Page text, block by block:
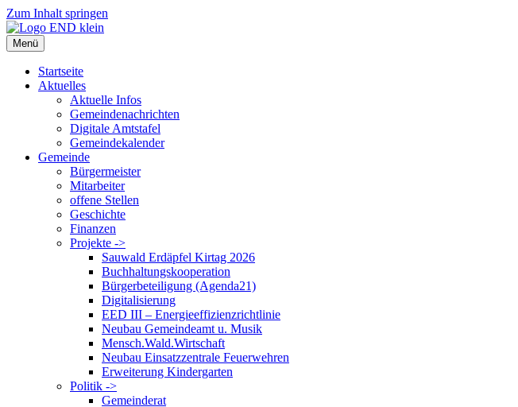
Zum Inhalt springen
Menü
Startseite
Aktuelles
Aktuelle Infos
Gemeindenachrichten
Digitale Amtstafel
Gemeindekalender
Gemeinde
Bürgermeister
Mitarbeiter
offene Stellen
Geschichte
Finanzen
Projekte ->
Sauwald Erdäpfel Kirtag 2026
Buchhaltungskooperation
Bürgerbeteiligung (Agenda21)
Digitalisierung
EED III – Energieeffizienzrichtlinie
Neubau Gemeindeamt u. Musik
Mensch.Wald.Wirtschaft
Neubau Einsatzzentrale Feuerwehren
Erweiterung Kindergarten
Politik ->
Gemeinderat